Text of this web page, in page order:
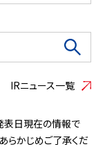
IRニュース一覧
表日現在の情報で
らかじめご了承くだ